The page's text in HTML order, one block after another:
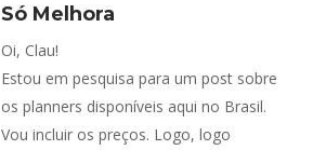
Só Melhora
Oi, Clau!
Estou em pesquisa para um post sobre
os planners disponíveis aqui no Brasil.
Vou incluir os preços. Logo, logo